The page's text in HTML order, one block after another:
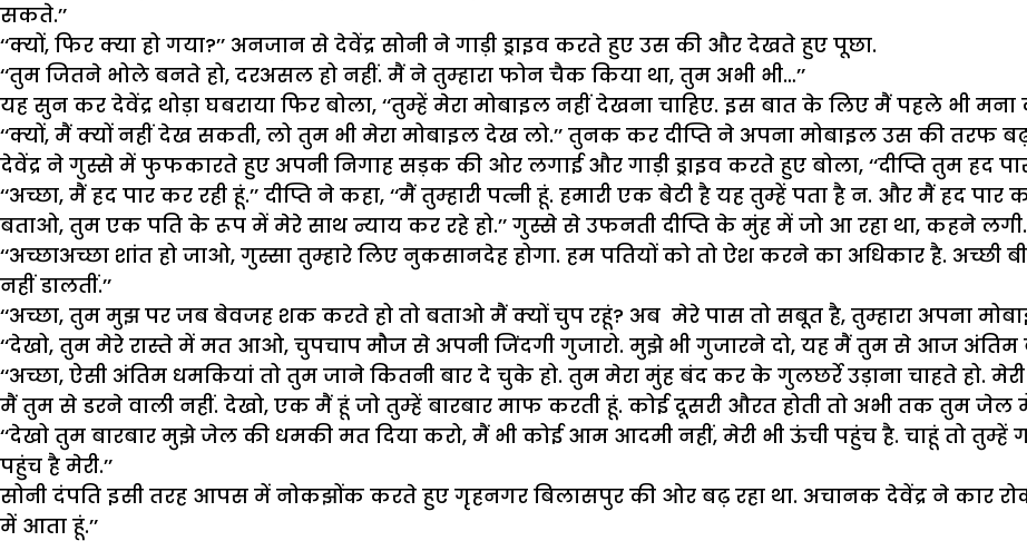
सकते.’’
‘‘क्यों, फिर क्या हो गया?’’ अनजान से देवेंद्र सोनी ने गाड़ी ड्राइव करते हुए उस की और देखते हुए पूछा.
‘‘तुम जितने भोले बनते हो, दरअसल हो नहीं. मैं ने तुम्हारा फोन चैक किया था, तुम अभी भी…’’
यह सुन कर देवेंद्र थोड़ा घबराया फिर बोला, ‘‘तुम्हें मेरा मोबाइल नहीं देखना चाहिए. इस बात के लिए मैं पहले भी मना
‘‘क्यों, मैं क्यों नहीं देख सकती, लो तुम भी मेरा मोबाइल देख लो.’’ तुनक कर दीप्ति ने अपना मोबाइल उस की तरफ
देवेंद्र ने गुस्से में फुफकारते हुए अपनी निगाह सड़क की ओर लगाई और गाड़ी ड्राइव करते हुए बोला, ‘‘दीप्ति तुम हद पार
‘‘अच्छा, मैं हद पार कर रही हूं.’’ दीप्ति ने कहा, ‘‘मैं तुम्हारी पत्नी हूं. हमारी एक बेटी है यह तुम्हें पता है न. और मैं हद
बताओ, तुम एक पति के रूप में मेरे साथ न्याय कर रहे हो.’’ गुस्से से उफनती दीप्ति के मुंह में जो आ रहा था, कहने लगी.
‘‘अच्छाअच्छा शांत हो जाओ, गुस्सा तुम्हारे लिए नुकसानदेह होगा. हम पतियों को तो ऐश करने का अधिकार है. अच्छी
नहीं डालतीं.’’
‘‘अच्छा, तुम मुझ पर जब बेवजह शक करते हो तो बताओ मैं क्यों चुप रहूं? अब मेरे पास तो सबूत है, तुम्हारा अपना
‘‘देखो, तुम मेरे रास्ते में मत आओ, चुपचाप मौज से अपनी जिंदगी गुजारो. मुझे भी गुजारने दो, यह मैं तुम से आज अंतिम
‘‘अच्छा, ऐसी अंतिम धमकियां तो तुम जाने कितनी बार दे चुके हो. तुम मेरा मुंह बंद कर के गुलछर्रे उड़ाना चाहते हो. मेरी
मैं तुम से डरने वाली नहीं. देखो, एक मैं हूं जो तुम्हें बारबार माफ करती हूं. कोई दूसरी औरत होती तो अभी तक तुम जेल में
‘‘देखो तुम बारबार मुझे जेल की धमकी मत दिया करो, मैं भी कोई आम आदमी नहीं, मेरी भी ऊंची पहुंच है. चाहूं तो तुम्हें
पहुंच है मेरी.’’
सोनी दंपति इसी तरह आपस में नोकझोंक करते हुए गृहनगर बिलासपुर की ओर बढ़ रहा था. अचानक देवेंद्र ने कार
में आता हूं.’’